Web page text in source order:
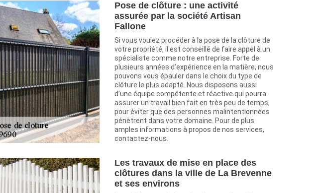
Pose de clôture : une activité
assurée par la société Artisan
Fallone
Si vous voulez procéder à la pose de la clôture de
votre propriété, il est conseillé de faire appel à un
spécialiste comme notre entreprise. Forte de
plusieurs années d’expérience en la matière, nous
pouvons vous épauler dans le choix du type de
clôture le plus adapté. Nous disposons aussi
d’une équipe compétente et réactive qui pourra
assurer un travail bien fait en très peu de temps,
pour éviter que des personnes malintentionnées
pénètrent dans votre domaine. Pour de plus
amples informations à propos de nos services,
contactez-nous.
Les travaux de mise en place des
clôtures dans la ville de La Brevenne
et ses environs